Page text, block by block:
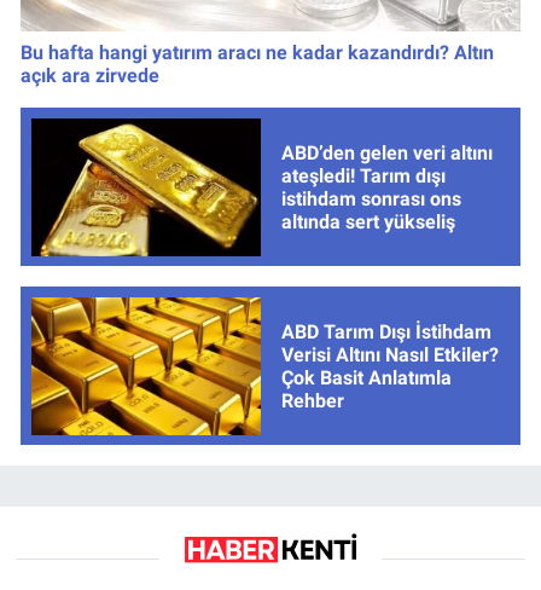
Bu hafta hangi yatırım aracı ne kadar kazandırdı? Altın
açık ara zirvede
ABD’den gelen veri altını
ateşledi! Tarım dışı
istihdam sonrası ons
altında sert yükseliş
ABD Tarım Dışı İstihdam
Verisi Altını Nasıl Etkiler?
Çok Basit Anlatımla
Rehber